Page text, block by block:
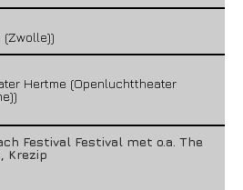
(Zwolle))
Hertme (Openluchttheater
Festival Festival met o.a. The
Krezip